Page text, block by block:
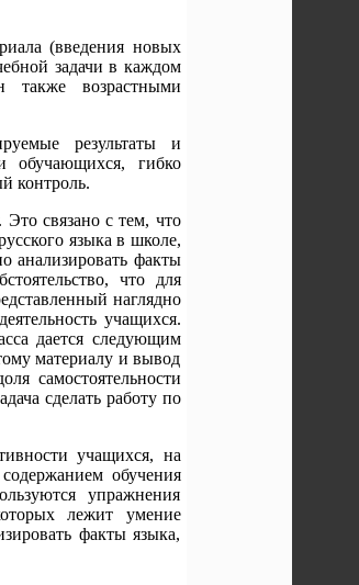
(введения новых
задачи в каждом
также возрастными
результаты и
обучающихся, гибко
контроль.
связано с тем, что
языка в школе,
анализировать факты
что для
наглядно
учащихся.
дается следующим
материалу и вывод
самостоятельности
сделать работу по
учащихся, на
обучения
упражнения
лежит умение
факты языка,